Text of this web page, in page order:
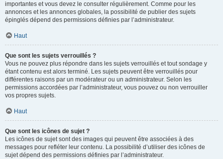
importantes et vous devez le consulter régulièrement. Comme pour les
annonces et les annonces globales, la possibilité de publier des sujets
épinglés dépend des permissions définies par l’administrateur.
Haut
Que sont les sujets verrouillés ?
Vous ne pouvez plus répondre dans les sujets verrouillés et tout sondage y
étant contenu est alors terminé. Les sujets peuvent être verrouillés pour
différentes raisons par un modérateur ou un administrateur. Selon les
permissions accordées par l’administrateur, vous pouvez ou non verrouiller
vos propres sujets.
Haut
Que sont les icônes de sujet ?
Les icônes de sujet sont des images qui peuvent être associées à des
messages pour refléter leur contenu. La possibilité d’utiliser des icônes de
sujet dépend des permissions définies par l’administrateur.